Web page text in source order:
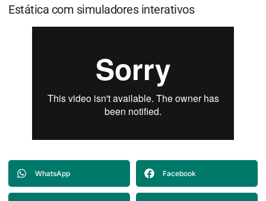
Estática com simuladores interativos
WhatsApp Facebook